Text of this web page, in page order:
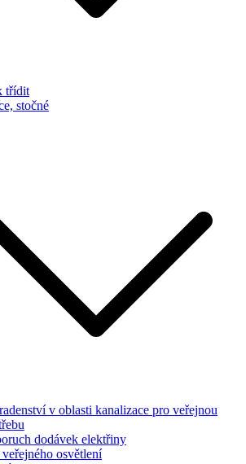
třídit
stočné
v oblasti kanalizace pro veřejnou
dodávek elektřiny
veřejného osvětlení